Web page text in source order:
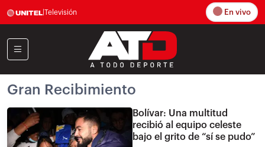
Televisión En vivo
Gran Recibimiento
Bolívar: Una multitud
recibió al equipo celeste
bajo el grito de “sí se pudo”